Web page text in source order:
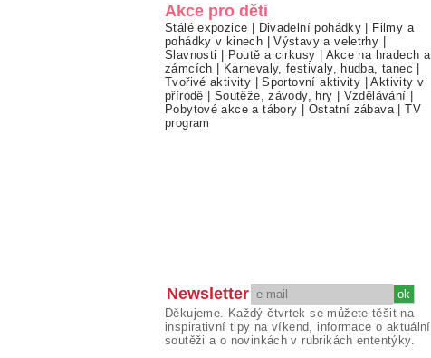
Akce pro děti
Stálé expozice | Divadelní pohádky | Filmy a
pohádky v kinech |Výstavy a veletrhy |
Slavnosti | Poutě a cirkusy | Akce na hradech a
zámcích | Karnevaly, festivaly, hudba, tanec |
Tvořivé aktivity |Sportovní aktivity |Aktivity v
přírodě | Soutěže, závody, hry | Vzdělávání |
Pobytové akce a tábory | Ostatní zábava |TV
program
Newsletter
Děkujeme. Každý čtvrtek se můžete těšit na
inspirativní tipy na víkend, informace o aktuální
soutěži a o novinkách v rubrikách ententýky.